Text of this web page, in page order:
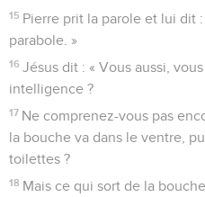
15 Pierre prit la parole et lui dit
parabole. »
16 Jésus dit : « Vous aussi,
intelligence ?
17 Ne comprenez-vous pas
la bouche va dans le ventre,
toilettes ?
18 Mais ce qui sort de la